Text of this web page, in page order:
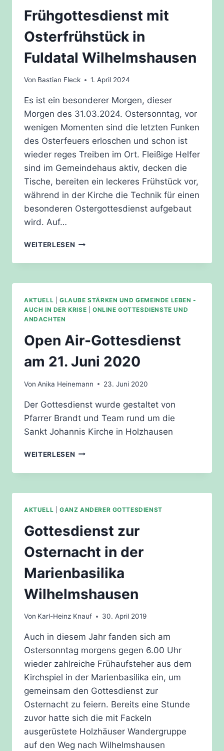
Frühgottesdienst mit
Osterfrühstück in
Fuldatal Wilhelmshausen
Von Bastian Fleck 1. April 2024
Es ist ein besonderer Morgen, dieser
Morgen des 31.03.2024. Ostersonntag, vor
wenigen Momenten sind die letzten Funken
des Osterfeuers erloschen und schon ist
wieder reges Treiben im Ort. Fleißige Helfer
sind im Gemeindehaus aktiv, decken die
Tische, bereiten ein leckeres Frühstück vor,
während in der Kirche die Technik für einen
besonderen Ostergottesdienst aufgebaut
wird. Auf…
WEITERLESEN FRÜHGOTTESDIENST
OSTERFRÜHSTÜCK
FULDATAL
WILHELMSHAUSEN
AKTUELL
GLAUBE STÄRKEN UND GEMEINDE LEBEN -
AUCH IN DER KRISE
ONLINE GOTTESDIENSTE UND
ANDACHTEN
Open Air-Gottesdienst
am 21. Juni 2020
Von Anika Heinemann 23. Juni 2020
Der Gottesdienst wurde gestaltet von
Pfarrer Brandt und Team rund um die
Sankt Johannis Kirche in Holzhausen
WEITERLESEN OPEN
GOTTESDIENST
21.
AKTUELL GANZ ANDERER GOTTESDIENST
Gottesdienst zur
Osternacht in der
Marienbasilika
Wilhelmshausen
Von Karl-Heinz Knauf 30. April 2019
Auch in diesem Jahr fanden sich am
Ostersonntag morgens gegen 6.00 Uhr
wieder zahlreiche Frühaufsteher aus dem
Kirchspiel in der Marienbasilika ein, um
gemeinsam den Gottesdienst zur
Osternacht zu feiern. Bereits eine Stunde
zuvor hatte sich die mit Fackeln
ausgerüstete Holzhäuser Wandergruppe
auf den Weg nach Wilhelmshausen